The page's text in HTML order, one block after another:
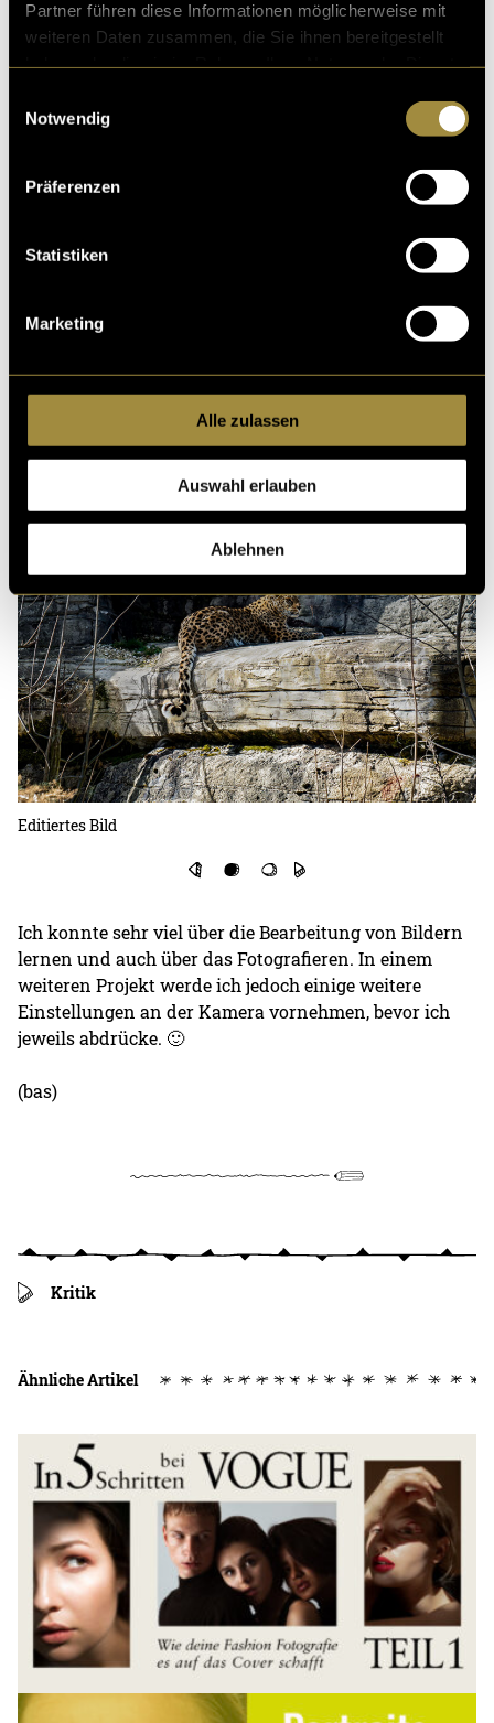
Partner führen diese Informationen möglicherweise mit
weiteren Daten zusammen, die Sie ihnen bereitgestellt
Notwendig
Präferenzen
Statistiken
Marketing
Alle zulassen
Auswahl erlauben
Ablehnen
Auch der Schneeleopard zeigte sich an einem
vom Objektiv meiner Sony A7 3 nicht, um ihn noch
Editiertes Bild
Ich konnte sehr viel über die Bearbeitung von Bildern
lernen und auch über das Fotografieren. In einem
weiteren Projekt werde ich jedoch einige weitere
Einstellungen an der Kamera vornehmen, bevor ich
jeweils abdrücke. 🙂
(bas)
Kritik
Ähnliche Artikel